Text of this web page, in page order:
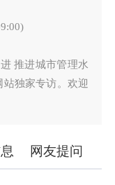
推进城市管理水
独家专访。欢迎
网友提问